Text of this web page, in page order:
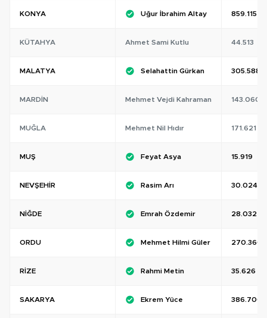
KONYA Uğur İbrahim Altay 859.115
KÜTAHYA Ahmet Sami Kutlu 44.513
MALATYA Selahattin Gürkan 305.588
MARDIN Mehmet Vejdi Kahraman 143.060
MUĞLA Mehmet Nil Hıdır 171.621
MUŞ Feyat Asya 15.919
NEVŞEHIR Rasim Arı 30.024
NIĞDE Emrah Özdemir 28.032
ORDU Mehmet Hilmi Güler 270.360
RIZE Rahmi Metin 35.626
SAKARYA Ekrem Yüce 386.700